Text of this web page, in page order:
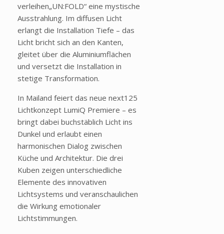
verleihen„UN:FOLD“ eine mystische
Ausstrahlung. Im diffusen Licht
erlangt die Installation Tiefe – das
Licht bricht sich an den Kanten,
gleitet über die Aluminiumflächen
und versetzt die Installation in
stetige Transformation.
In Mailand feiert das neue next125
Lichtkonzept LumiQ Premiere – es
bringt dabei buchstäblich Licht ins
Dunkel und erlaubt einen
harmonischen Dialog zwischen
Küche und Architektur. Die drei
Kuben zeigen unterschiedliche
Elemente des innovativen
Lichtsystems und veranschaulichen
die Wirkung emotionaler
Lichtstimmungen.